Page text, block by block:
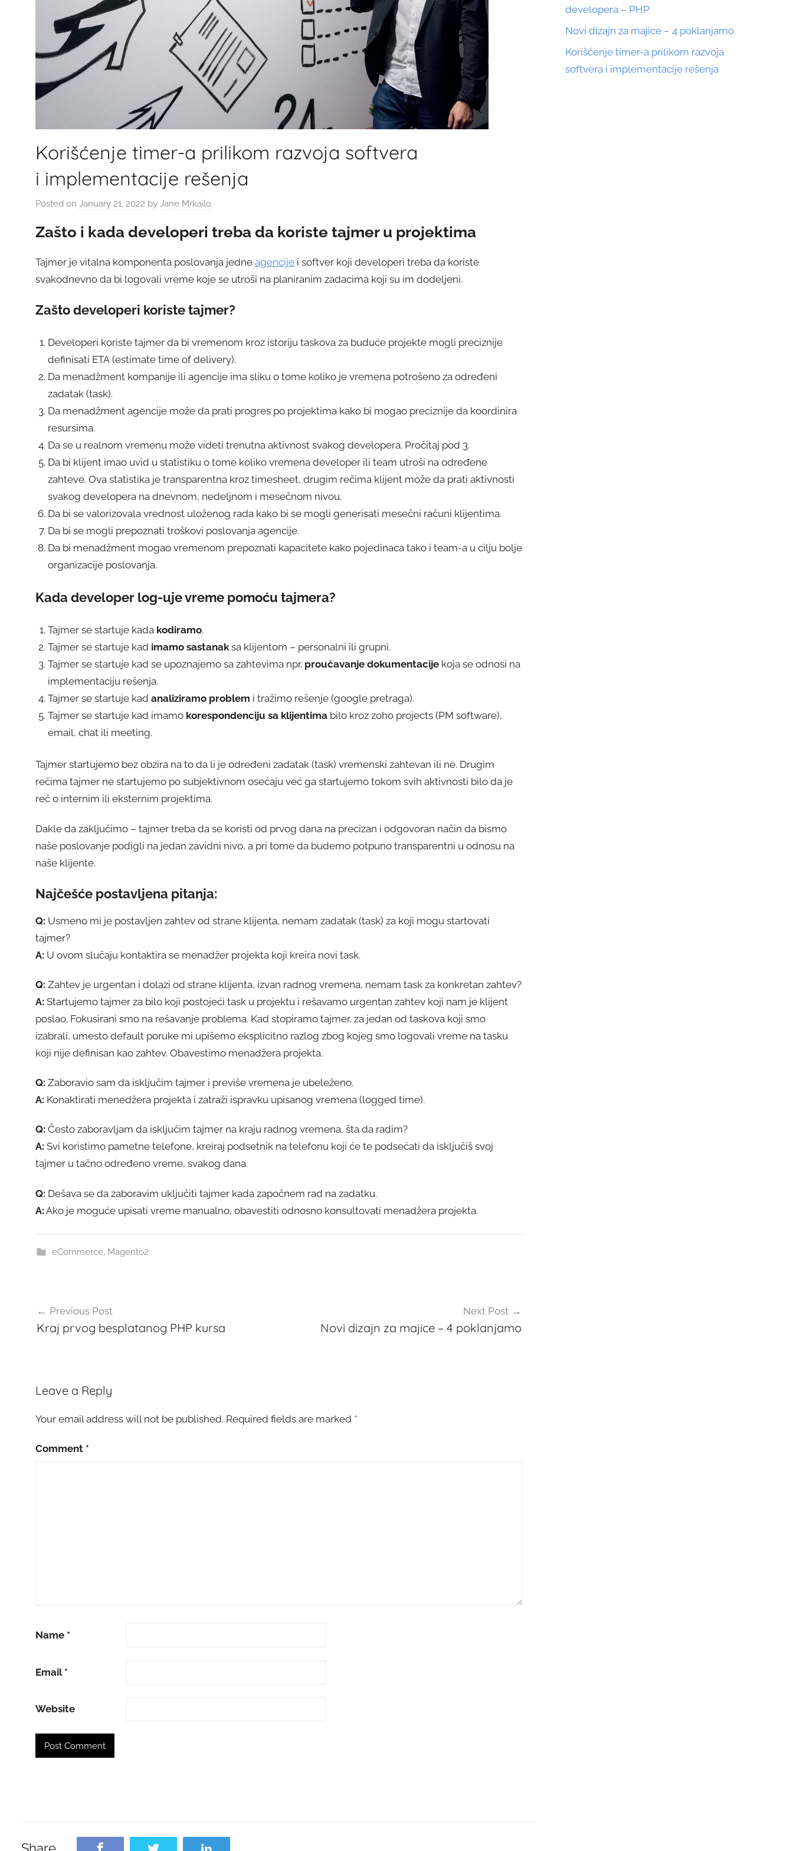
Korišćenje timer-a prilikom razvoja softvera
i implementacije rešenja
Posted on January 21, 2022 by Jane Mrkailo
Zašto i kada developeri treba da koriste tajmer u projektima
Tajmer je vitalna komponenta poslovanja jedne agencije i softver koji developeri treba da koriste
svakodnevno da bi logovali vreme koje se utroši na planiranim zadacima koji su im dodeljeni.
Zašto developeri koriste tajmer?
Developeri koriste tajmer da bi vremenom kroz istoriju taskova za buduće projekte mogli preciznije
definisati ETA (estimate time of delivery).
Da menadžment kompanije ili agencije ima sliku o tome koliko je vremena potrošeno za određeni
zadatak (task).
Da menadžment agencije može da prati progres po projektima kako bi mogao preciznije da koordinira
resursima.
Da se u realnom vremenu može videti trenutna aktivnost svakog developera. Pročitaj pod 3.
Da bi klijent imao uvid u statistiku o tome koliko vremena developer ili team utroši na određene
zahteve. Ova statistika je transparentna kroz timesheet, drugim rečima klijent može da prati aktivnosti
svakog developera na dnevnom, nedeljnom i mesečnom nivou.
Da bi se valorizovala vrednost uloženog rada kako bi se mogli generisati mesečni računi klijentima.
Da bi se mogli prepoznati troškovi poslovanja agencije.
Da bi menadžment mogao vremenom prepoznati kapacitete kako pojedinaca tako i team-a u cilju bolje
organizacije poslovanja.
Kada developer log-uje vreme pomoću tajmera?
Tajmer se startuje kada kodiramo.
Tajmer se startuje kad imamo sastanak sa klijentom – personalni ili grupni.
Tajmer se startuje kad se upoznajemo sa zahtevima npr. proučavanje dokumentacije koja se odnosi na
implementaciju rešenja.
Tajmer se startuje kadanaliziramo problem i tražimo rešenje (google pretraga).
Tajmer se startuje kad imamo korespondenciju sa klijentima bilo kroz zoho projects (PM software),
email, chat ili meeting.
Tajmer startujemo bez obzira na to da li je određeni zadatak (task) vremenski zahtevan ili ne. Drugim
rečima tajmer ne startujemo po subjektivnom osećaju već ga startujemo tokom svih aktivnosti bilo da je
reč o internim ili eksternim projektima.
Dakle da zaključimo – tajmer treba da se koristi od prvog dana na precizan i odgovoran način da bismo
naše poslovanje podigli na jedan zavidni nivo, a pri tome da budemo potpuno transparentni u odnosu na
naše klijente.
Najčešće postavljena pitanja:
Q: Usmeno mi je postavljen zahtev od strane klijenta, nemam zadatak (task) za koji mogu startovati
tajmer?
A: U ovom slučaju kontaktira se menadžer projekta koji kreira novi task.
Q: Zahtev je urgentan i dolazi od strane klijenta, izvan radnog vremena, nemam task za konkretan zahtev?
A: Startujemo tajmer za bilo koji postojeći task u projektu i rešavamo urgentan zahtev koji nam je klijent
poslao. Fokusirani smo na rešavanje problema. Kad stopiramo tajmer, za jedan od taskova koji smo
izabrali, umesto default poruke mi upišemo eksplicitno razlog zbog kojeg smo logovali vreme na tasku
koji nije definisan kao zahtev. Obavestimo menadžera projekta.
Q: Zaboravio sam da isključim tajmer i previše vremena je ubeleženo.
A: Konaktirati menedžera projekta i zatraži ispravku upisanog vremena (logged time).
Q: Često zaboravljam da isključim tajmer na kraju radnog vremena, šta da radim?
A: Svi koristimo pametne telefone, kreiraj podsetnik na telefonu koji će te podsećati da isključiš svoj
tajmer u tačno određeno vreme, svakog dana.
Q: Dešava se da zaboravim uključiti tajmer kada započnem rad na zadatku.
A: Ako je moguće upisati vreme manualno, obavestiti odnosno konsultovati menadžera projekta.
eCommerce, Magento2
navigation
Previous Post
Kraj prvog besplatanog PHP kursa
Next Post
Novi dizajn za majice – 4 poklanjamo
Leave a Reply
Your email address will not be published. Required fields are marked *
Comment *
Name *
Email *
Website
developera – PHP
Novi dizajn za majice – 4 poklanjamo
Korišćenje timer-a prilikom razvoja
softvera i implementacije rešenja